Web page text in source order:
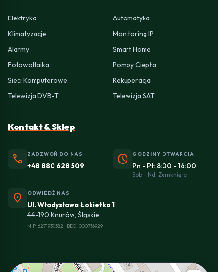
Elektryka
Automatyka
Klimatyzacje
Monitoring IP
Alarmy
Smart Home
Fotowoltaika
Pompy Ciepła
Sieci Komputerowe
Rekuperacja
Telewizja DVB-T
Telewizja SAT
Kontakt & Sklep
phone ZADZWOŃ DO NAS
+48 880 628 509 schedule GODZINY OTWARCIA
Pn - Pt: 8:00 - 16:00
Sob - Nd: Zamknięte
location_on ODWIEDŹ NAS
Ul. Władysława Łokietka 1
44-190 Knurów, Śląskie
NIP: 6271930582 | BDO: 000736929